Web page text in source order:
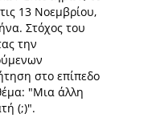
13 Νοεμβρίου,
Στόχος του
την
στο επίπεδο
"Μια άλλη
(;)".